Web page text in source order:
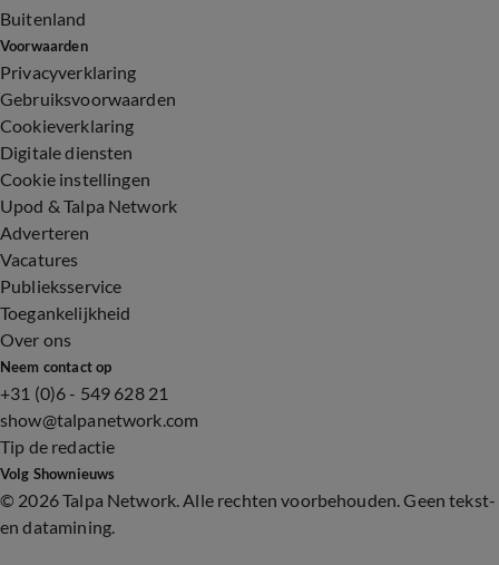
Buitenland
Voorwaarden
Privacyverklaring
Gebruiksvoorwaarden
Cookieverklaring
Digitale diensten
Cookie instellingen
Upod & Talpa Network
Adverteren
Vacatures
Publieksservice
Toegankelijkheid
Over ons
Neem contact op
+31 (0)6 - 549 628 21
show@talpanetwork.com
Tip de redactie
Volg Shownieuws
© 2026 Talpa Network. Alle rechten voorbehouden. Geen tekst-
en datamining.